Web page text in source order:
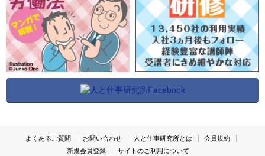
よくあるご質問 お問い合わせ 人と仕事研究所とは
会員規約
新規会員登録
サイトのご利用について